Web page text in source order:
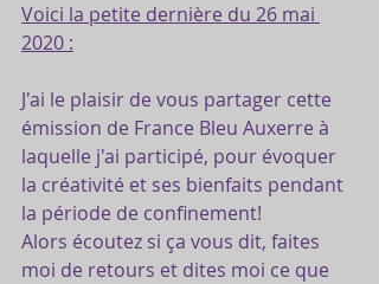
Voici la petite dernière du 26 mai
2020 :
J'ai le plaisir de vous partager cette
émission de France Bleu Auxerre à
laquelle j'ai participé, pour évoquer
la créativité et ses bienfaits pendant
la période de confinement!
Alors écoutez si ça vous dit, faites
moi de retours et dites moi ce que